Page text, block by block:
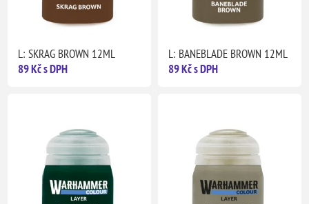
L: SKRAG BROWN 12ML
89 Kč s DPH
L: BANEBLADE BROWN 12ML
89 Kč s DPH